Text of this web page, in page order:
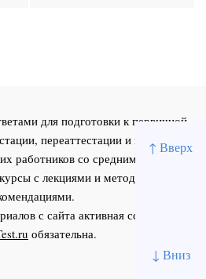
↑ Вверх
↓ Вниз
для подготовки к первичной
переаттестации и повышения
работников со средним и высшим
с лекциями и методическими
с сайта активная ссылка на
обязательна.